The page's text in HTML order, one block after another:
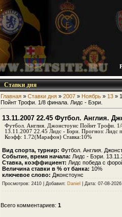
Ставки дня
Главная» Ставки дня» 2007 » Ноябрь » 13»
Пойнт Трофи. 1/8 финала. Лидс - Бэри.
13.11.2007 22.45 Футбол. Англия.
Футбол. Англия. Джонстоунс Пойнт Трофи. 1/
13.11.2007 22.45 Лидс - Бэри. Прогноз: Лидс
Коэфф: 1.72(Марафон) Ставка:10%
Вид спорта, турнир: Футбол. Англия.
Событие, время начала: Лидс - Бэри.
Ставка, коэффициент: Лидс победа с
Величина ставки в % от банка: 10%
ключевое слово: Джонстоунс
Просмотров: 2410 | Добавил: Daniel | Дата: 07-08-
Всего комментариев: 1